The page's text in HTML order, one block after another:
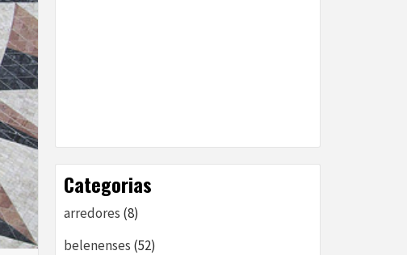
Categorias
arredores (8)
belenenses (52)